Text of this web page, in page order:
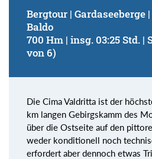
Bergtour | Gardaseeberge
Baldo
700 Hm | insg. 03:25 Std.
von 6)
Die Cima Valdritta ist der
km langen Gebirgskamm des
über die Ostseite auf den
weder konditionell noch
erfordert aber dennoch etwas